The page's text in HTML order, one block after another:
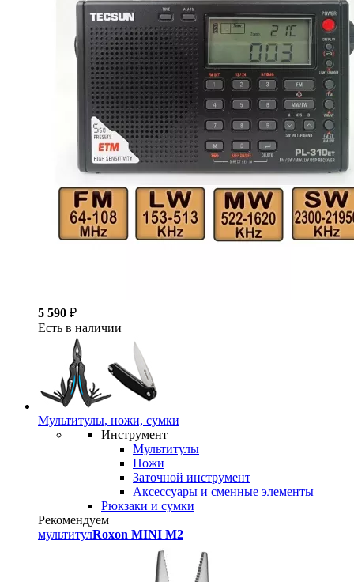
5 590 ₽
Есть в наличии
Мультитулы, ножи, сумки
Инструмент
Мультитулы
Ножи
Заточной инструмент
Аксессуары и сменные элементы
Рюкзаки и сумки
Рекомендуем
мультитулRoxon MINI M2